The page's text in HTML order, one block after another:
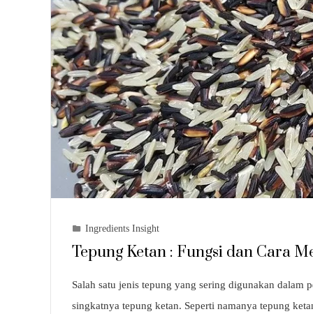
Ingredients Insight
Tepung Ketan : Fungsi dan Cara
Salah satu jenis tepung yang sering digunakan dalam
singkatnya tepung ketan. Seperti namanya tepung